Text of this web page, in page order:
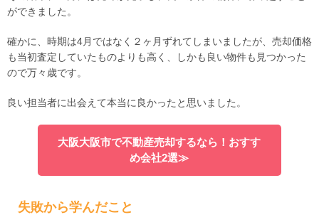
ができました。
確かに、時期は4月ではなく２ヶ月ずれてしまいましたが、売却価格
も当初査定していたものよりも高く、しかも良い物件も見つかった
ので万々歳です。
良い担当者に出会えて本当に良かったと思いました。
大阪大阪市で不動産売却するなら！おすす
め会社2選≫
失敗から学んだこと